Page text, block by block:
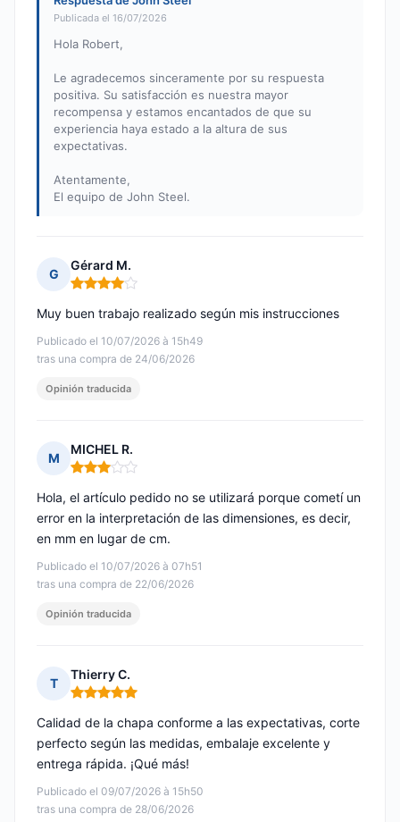
Publicada el 16/07/2026
Hola Robert,
Le agradecemos sinceramente por su respuesta
positiva. Su satisfacción es nuestra mayor
recompensa y estamos encantados de que su
experiencia haya estado a la altura de sus
expectativas.
Atentamente,
El equipo de John Steel.
G
Gérard M.
Nota: 4 de 5
Publicado el 10/07/2026 à 15h49
tras una compra de 24/06/2026
Muy buen trabajo realizado según mis instrucciones
Opinión traducida
M
MICHEL R.
Nota: 3 de 5
Publicado el 10/07/2026 à 07h51
tras una compra de 22/06/2026
Hola, el artículo pedido no se utilizará porque cometí un
error en la interpretación de las dimensiones, es decir,
en mm en lugar de cm.
Opinión traducida
T
Thierry C.
Nota: 5 de 5
Publicado el 09/07/2026 à 15h50
tras una compra de 28/06/2026
Calidad de la chapa conforme a las expectativas, corte
perfecto según las medidas, embalaje excelente y
entrega rápida. ¡Qué más!